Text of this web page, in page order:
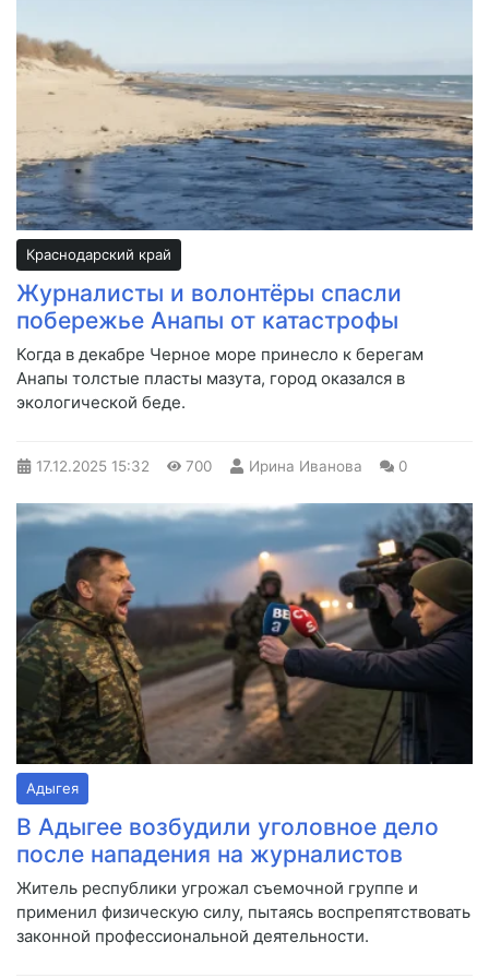
Краснодарский край
Журналисты и волонтёры спасли
побережье Анапы от катастрофы
Когда в декабре Черное море принесло к берегам
Анапы толстые пласты мазута, город оказался в
экологической беде.
17.12.2025 15:32 700 Ирина Иванова 0
Адыгея
В Адыгее возбудили уголовное дело
после нападения на журналистов
Житель республики угрожал съемочной группе и
применил физическую силу, пытаясь воспрепятствовать
законной профессиональной деятельности.